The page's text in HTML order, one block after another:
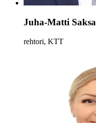
Juha-Matti Saksa
rehtori, KTT